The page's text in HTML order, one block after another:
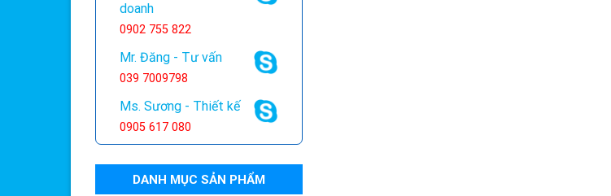
doanh
0902 755 822
Mr. Đăng - Tư vấn
039 7009798
Ms. Sương - Thiết kế
0905 617 080
DANH MỤC SẢN PHẨM